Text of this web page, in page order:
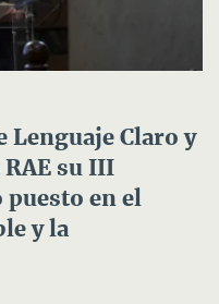
Lenguaje Claro y
RAE su III
puesto en el
y la